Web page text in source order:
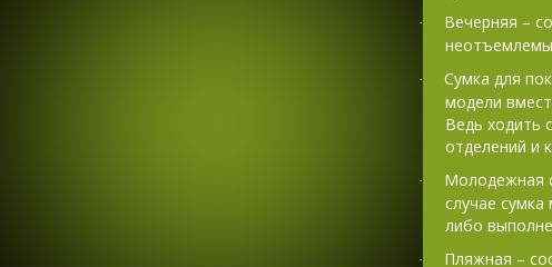
·
Вечерняя –
·
Сумка для
модели
Ведь ходить
отделений и
·
Молодежная
случае
либо
·
Пляжная –